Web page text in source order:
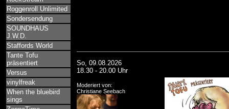
Roggenroll Unlimited
Sondersendung
SOUNDHAUS
J.W.D.
Staffords World
Tante Tofu
präsentiert
Versus
vinylfreak
When the bluebird
sings
So, 09.08.2026
18.30 - 20.00 Uhr
Moderiert von:
Christiane Seebach